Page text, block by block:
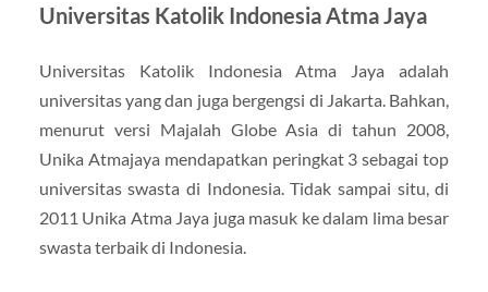
Universitas Katolik Indonesia Atma Jaya
Universitas Katolik Indonesia Atma Jaya adalah
universitas yang dan juga bergengsi di Jakarta. Bahkan,
menurut versi Majalah Globe Asia di tahun 2008,
Unika Atmajaya mendapatkan peringkat 3 sebagai top
universitas swasta di Indonesia. Tidak sampai situ, di
2011 Unika Atma Jaya juga masuk ke dalam lima besar
swasta terbaik di Indonesia.